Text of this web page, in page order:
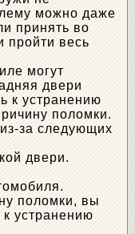
можно даже
принять во
пройти весь
могут
двери
к устранению
поломки.
за следующих
двери.
поломки, вы
устранению